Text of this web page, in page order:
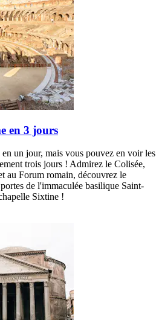
en 3 jours
un jour, mais vous pouvez en voir les
trois jours ! Admirez le Colisée,
au Forum romain, découvrez le
de l'immaculée basilique Saint-
Sixtine !